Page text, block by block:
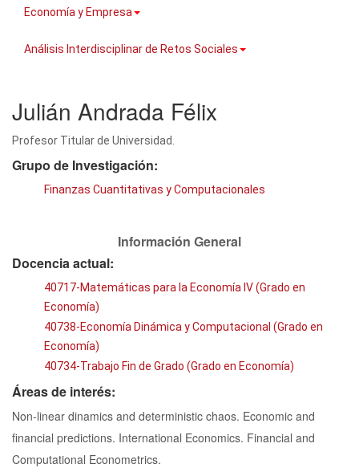
Economía y Empresa
Análisis Interdisciplinar de Retos Sociales
Julián Andrada Félix
Profesor Titular de Universidad.
Grupo de Investigación:
Finanzas Cuantitativas y Computacionales
Información General
Docencia actual:
40717-Matemáticas para la Economía IV (Grado en
Economía)
40738-Economía Dinámica y Computacional (Grado en
Economía)
40734-Trabajo Fin de Grado (Grado en Economía)
Áreas de interés:
Non-linear dinamics and deterministic chaos. Economic and
financial predictions. International Economics. Financial and
Computational Econometrics.